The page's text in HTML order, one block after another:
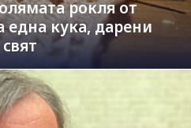
рокля от
една кука, дарени